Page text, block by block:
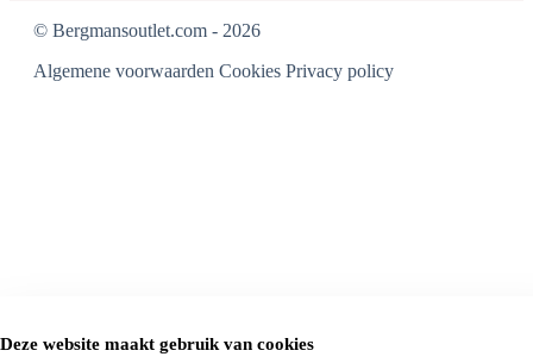
Deze website maakt gebruik van cookies
© Bergmansoutlet.com - 2026
Algemene voorwaarden Cookies Privacy policy